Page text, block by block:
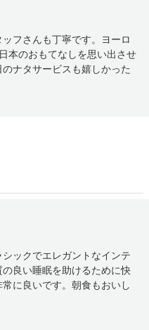
フさんも丁寧です。ヨーロ
本のおもてなしを思い出させ
ナタサービスも嬉しかった
ックでエレガントなインテ
良い睡眠を助けるために快
に良いです。朝食もおいし